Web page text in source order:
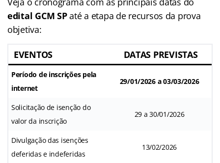
edital GCM SPaté a etapa de recursos da prova
objetiva:
EVENTOS DATAS PREVISTAS
Período de inscrições pela
internet
29/01/2026 a 03/03/2026
Solicitação de isenção do
valor da inscrição
29 a 30/01/2026
Divulgação das isenções
deferidas e indeferidas
13/02/2026